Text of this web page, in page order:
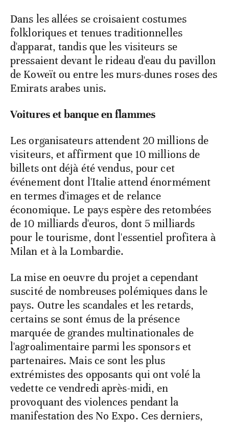
Dans les allées se croisaient costumes
folkloriques et tenues traditionnelles
d'apparat, tandis que les visiteurs se
pressaient devant le rideau d'eau du pavillon
de Koweït ou entre les murs-dunes roses des
Emirats arabes unis.
Voitures et banque en flammes
Les organisateurs attendent 20 millions de
visiteurs, et affirment que 10 millions de
billets ont déjà été vendus, pour cet
événement dont l'Italie attend énormément
en termes d'images et de relance
économique. Le pays espère des retombées
de 10 milliards d'euros, dont 5 milliards
pour le tourisme, dont l'essentiel profitera à
Milan et à la Lombardie.
La mise en oeuvre du projet a cependant
suscité de nombreuses polémiques dans le
pays. Outre les scandales et les retards,
certains se sont émus de la présence
marquée de grandes multinationales de
l'agroalimentaire parmi les sponsors et
partenaires. Mais ce sont les plus
extrémistes des opposants qui ont volé la
vedette ce vendredi après-midi, en
provoquant des violences pendant la
manifestation des No Expo. Ces derniers,